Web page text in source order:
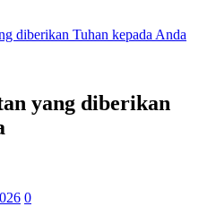
diberikan Tuhan kepada Anda
yang diberikan
0